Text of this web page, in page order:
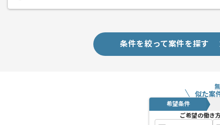
条件を絞って案件を探す
似た案
希望条件
ご希望の働き